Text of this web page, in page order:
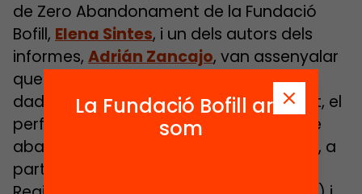
de Zero Abandonament de la Fundació
Bofill, Elena Sintes, i un dels autors dels
informes, Adrián Zancajo, van assenyalar
que per primera vegada es disposa de
dades molt concretes sobre el moment, el
perfil i la trajectòria de les persones que
abandonen prematurament els estudis, a
partir del seguiment de les dades del
La Fundació Bofill ara
som